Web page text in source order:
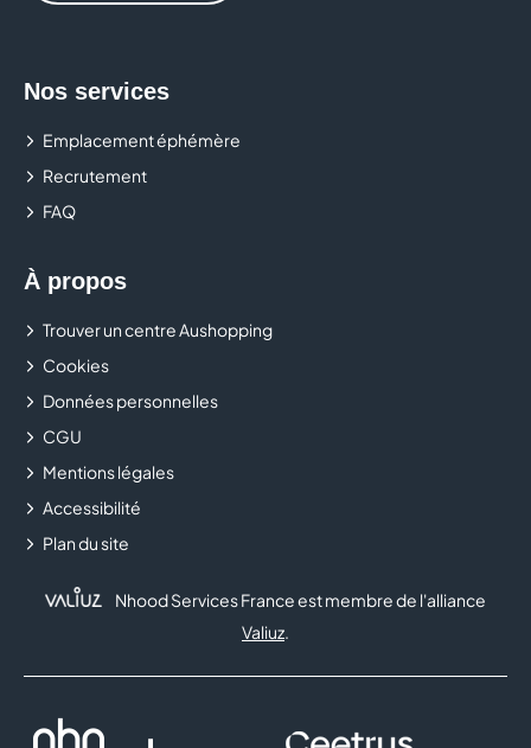
Nos services
Emplacement éphémère
Recrutement
FAQ
À propos
Trouver un centre Aushopping
Cookies
Données personnelles
CGU
Mentions légales
Accessibilité
Plan du site
Nhood Services France est membre de l'alliance
Valiuz.